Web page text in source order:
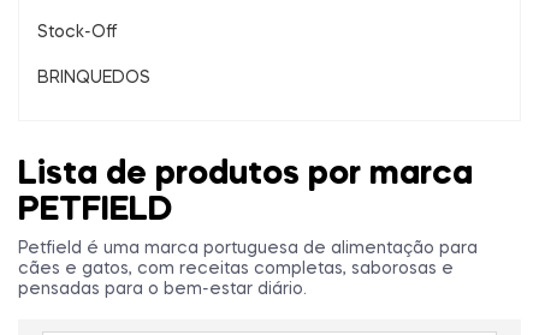
Stock-Off
BRINQUEDOS
Lista de produtos por marca
PETFIELD
Petfield é uma marca portuguesa de alimentação para
cães e gatos, com receitas completas, saborosas e
pensadas para o bem-estar diário.